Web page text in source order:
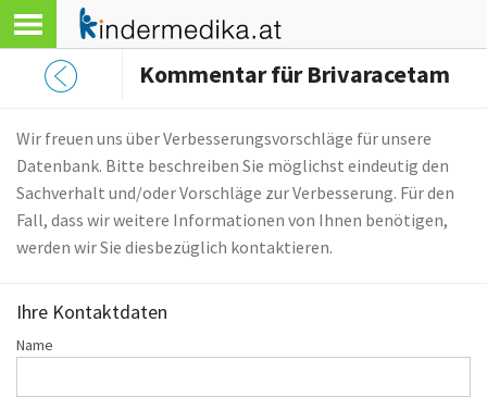
Kommentar für Brivaracetam
Wir freuen uns über Verbesserungsvorschläge für unsere
Datenbank. Bitte beschreiben Sie möglichst eindeutig den
Sachverhalt und/oder Vorschläge zur Verbesserung. Für den
Fall, dass wir weitere Informationen von Ihnen benötigen,
werden wir Sie diesbezüglich kontaktieren.
Ihre Kontaktdaten
Name